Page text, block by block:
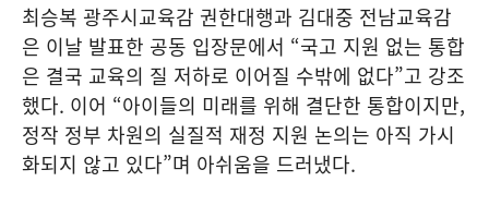
최승복 광주시교육감 권한대행과 김대중 전남교육감
은 이날 발표한 공동 입장문에서 “국고 지원 없는 통합
은 결국 교육의 질 저하로 이어질 수밖에 없다”고 강조
했다. 이어 “아이들의 미래를 위해 결단한 통합이지만,
정작 정부 차원의 실질적 재정 지원 논의는 아직 가시
화되지 않고 있다”며 아쉬움을 드러냈다.